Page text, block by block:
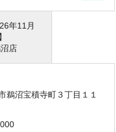
年11月
店
鵜沼宝積寺町３丁目１１